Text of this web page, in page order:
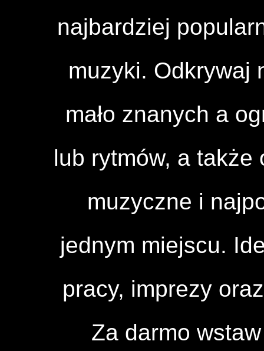
najbardziej
muzyki. Odkrywaj
mało znanych a
lub rytmów, a także
muzyczne i
jednym miejscu.
pracy, imprezy
Za darmo